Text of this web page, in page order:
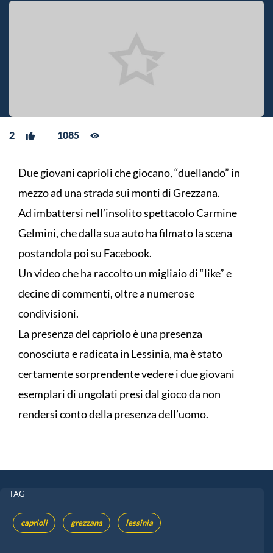
2 1085
Due giovani caprioli che giocano, “duellando” in
mezzo ad una strada sui monti di Grezzana.
Ad imbattersi nell’insolito spettacolo Carmine
Gelmini, che dalla sua auto ha filmato la scena
postandola poi su Facebook.
Un video che ha raccolto un migliaio di “like” e
decine di commenti, oltre a numerose
condivisioni.
La presenza del capriolo è una presenza
conosciuta e radicata in Lessinia, ma è stato
certamente sorprendente vedere i due giovani
esemplari di ungolati presi dal gioco da non
rendersi conto della presenza dell’uomo.
TAG
caprioli grezzana lessinia